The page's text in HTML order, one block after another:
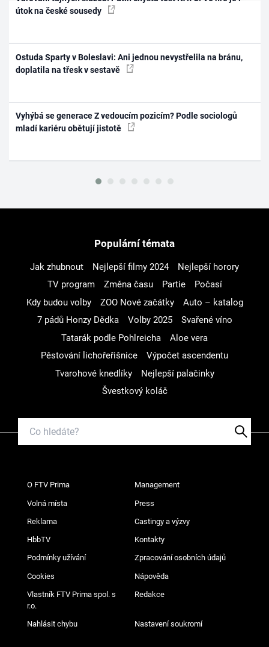
útok na české sousedy
Ostuda Sparty v Boleslavi: Ani jednou nevystřelila na bránu,
doplatila na třesk v sestavě
Vyhýbá se generace Z vedoucím pozicím? Podle sociologů
mladí kariéru obětují jistotě
Populární témata
Jak zhubnout Nejlepší filmy 2024
Nejlepší horory
TV program
Změna času Partie
Počasí
Kdy budou volby
ZOO Nové začátky
Auto – katalog
7 pádů Honzy Dědka
Volby 2025
Svařené víno
Tatarák podle Pohlreicha
Aloe vera
Pěstování lichořeřišnice
Výpočet ascendentu
Tvarohové knedlíky
Nejlepší palačinky
Švestkový koláč
O FTV Prima Management
Volná místa Press
Reklama Castingy a výzvy
HbbTV Kontakty
Podmínky užívání Zpracování osobních údajů
Cookies Nápověda
Vlastník FTV Prima spol. s
r.o.
Redakce
Nahlásit chybu Nastavení soukromí